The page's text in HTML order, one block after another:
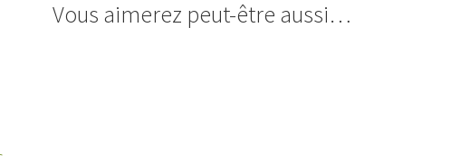
Vous aimerez peut-être aussi…